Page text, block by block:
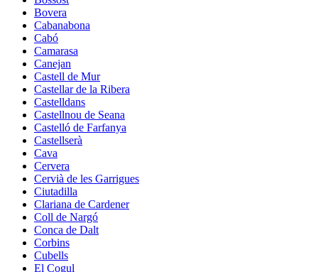
Bovera
Cabanabona
Cabó
Camarasa
Canejan
Castell de Mur
Castellar de la Ribera
Castelldans
Castellnou de Seana
Castelló de Farfanya
Castellserà
Cava
Cervera
Cervià de les Garrigues
Ciutadilla
Clariana de Cardener
Coll de Nargó
Conca de Dalt
Corbins
Cubells
El Cogul